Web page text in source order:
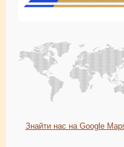
Знайти нас на Google